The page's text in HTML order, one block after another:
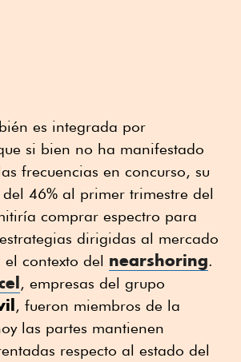
es integrada por
si bien no ha manifestado
frecuencias en concurso, su
46% al primer trimestre del
comprar espectro para
dirigidas al mercado
contexto del nearshoring.
, empresas del grupo
, fueron miembros de la
las partes mantienen
respecto al estado del